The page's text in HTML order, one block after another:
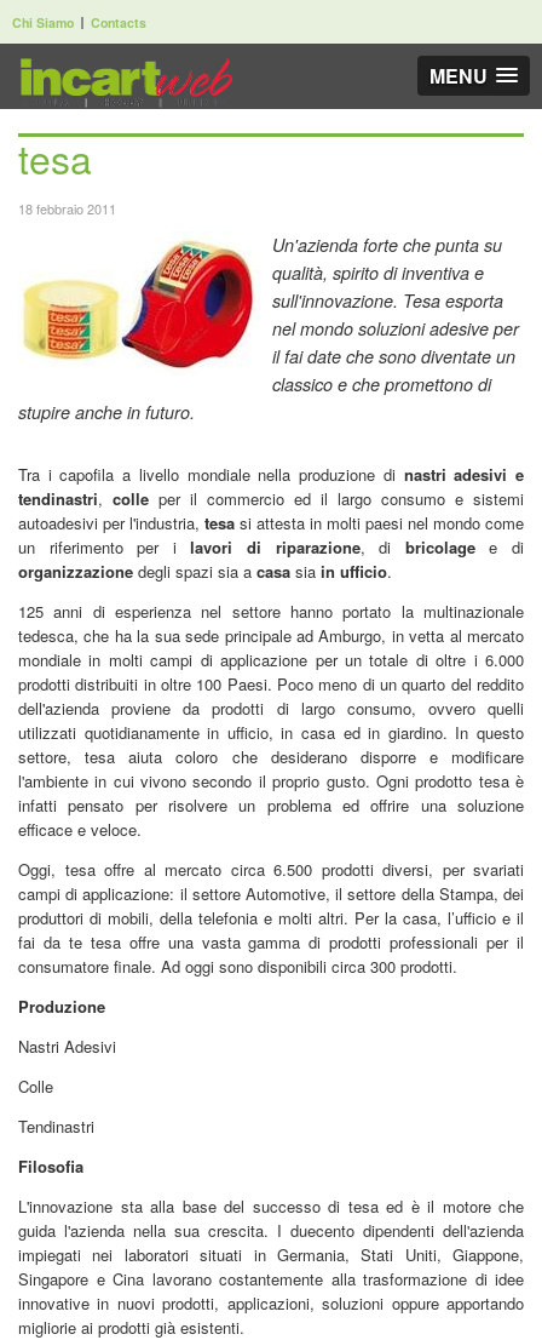
Chi Siamo Contacts
MENU
tesa
18 febbraio 2011
Un'azienda forte che punta su
qualità, spirito di inventiva e
sull'innovazione. Tesa esporta
nel mondo soluzioni adesive per
il fai date che sono diventate un
classico e che promettono di
stupire anche in futuro.
Tra i capofila a livello mondiale nella produzione dinastri adesivi e
tendinastri, colle per il commercio ed il largo consumo e sistemi
autoadesivi per l'industria, tesa si attesta in molti paesi nel mondo come
un riferimento per ilavori di riparazione, di bricolagee di
organizzazione degli spazi sia a casa sia in ufficio.
125 anni di esperienza nel settore hanno portato la multinazionale
tedesca, che ha la sua sede principale ad Amburgo, in vetta al mercato
mondiale in molti campi di applicazione per un totale di oltre i 6.000
prodotti distribuiti in oltre 100 Paesi. Poco meno di un quarto del reddito
dell'azienda proviene da prodotti di largo consumo, ovvero quelli
utilizzati quotidianamente in ufficio, in casa ed in giardino. In questo
settore, tesa aiuta coloro che desiderano disporre e modificare
l'ambiente in cui vivono secondo il proprio gusto. Ogni prodotto tesa è
infatti pensato per risolvere un problema ed offrire una soluzione
efficace e veloce.
Oggi, tesa offre al mercato circa 6.500 prodotti diversi, per svariati
campi di applicazione: il settore Automotive, il settore della Stampa, dei
produttori di mobili, della telefonia e molti altri. Per la casa, l’ufficio e il
fai da te tesa offre una vasta gamma di prodotti professionali per il
consumatore finale. Ad oggi sono disponibili circa 300 prodotti.
Produzione
Nastri Adesivi
Colle
Tendinastri
Filosofia
L'innovazione sta alla base del successo di tesa ed è il motore che
guida l'azienda nella sua crescita. I duecento dipendenti dell'azienda
impiegati nei laboratori situati in Germania, Stati Uniti, Giappone,
Singapore e Cina lavorano costantemente alla trasformazione di idee
innovative in nuovi prodotti, applicazioni, soluzioni oppure apportando
migliorie ai prodotti già esistenti.